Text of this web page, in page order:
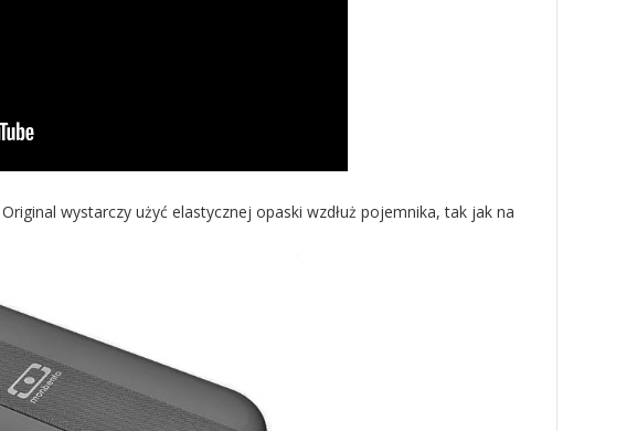
wystarczy użyć elastycznej opaski wzdłuż pojemnika, tak jak na